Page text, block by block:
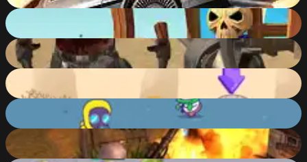
War Machine
82
Brutal Zombies
90%
Frankenstein Go
90
%
Crossy Zombie
79
Zombie Apocalypse: Survival WarZ
87